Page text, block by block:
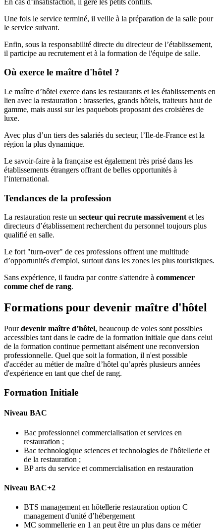
Une fois le service terminé, il veille à la préparation de la salle pour
le service suivant.
Enfin, sous la responsabilité directe du directeur de l’établissement,
il participe au recrutement et à la formation de l'équipe de salle.
Où exerce le maître d'hôtel ?
Le maître d’hôtel exerce dans les restaurants et les établissements en
lien avec la restauration : brasseries, grands hôtels, traiteurs haut de
gamme, mais aussi sur les paquebots proposant des croisières de
luxe.
Avec plus d’un tiers des salariés du secteur, l’Ile-de-France est la
région la plus dynamique.
Le savoir-faire à la française est également très prisé dans les
établissements étrangers offrant de belles opportunités à
l’international.
Tendances de la profession
La restauration reste un secteur qui recrute massivementet les
directeurs d’établissement recherchent du personnel toujours plus
qualifié en salle.
Le fort "turn-over" de ces professions offrent une multitude
d’opportunités d'emploi, surtout dans les zones les plus touristiques.
Sans expérience, il faudra par contre s'attendre à commencer
comme chef de rang.
Formations pour devenir maître d'hôtel
Pourdevenir maître d’hôtel, beaucoup de voies sont possibles
accessibles tant dans le cadre de la formation initiale que dans celui
de la formation continue permettant aisément une reconversion
professionnelle. Quel que soit la formation, il n'est possible
d'accéder au métier de maître d’hôtel qu’après plusieurs années
d'expérience en tant que chef de rang.
Formation Initiale
Niveau BAC
Bac professionnel commercialisation et services en
restauration ;
Bac technologique sciences et technologies de l'hôtellerie et
de la restauration ;
BP arts du service et commercialisation en restauration
Niveau BAC+2
BTS management en hôtellerie restauration option C
management d'unité d’hébergement
MC sommellerie en 1 an peut être un plus dans ce métier